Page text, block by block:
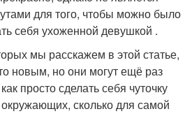
для того, чтобы можно было
себя ухоженной девушкой .
мы расскажем в этой статье,
новым, но они могут ещё раз
просто сделать себя чуточку
сколько для самой